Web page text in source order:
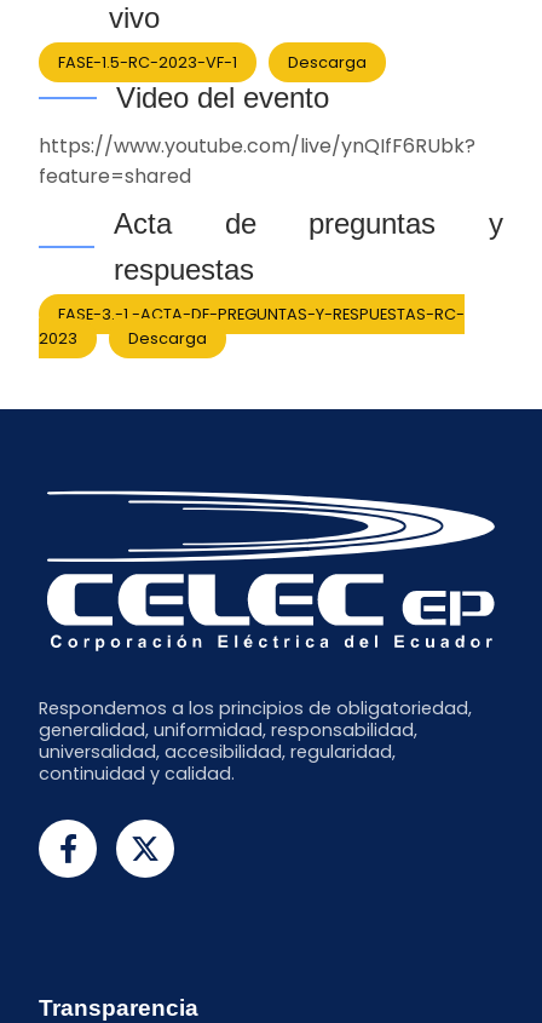
vivo
FASE-1.5-RC-2023-VF-1 Descarga
Video del evento
https://www.youtube.com/live/ynQIfF6RUbk?
feature=shared
Acta de preguntas y
respuestas
FASE-3.-1.-ACTA-DE-PREGUNTAS-Y-RESPUESTAS-RC-
2023
Descarga
Respondemos a los principios de obligatoriedad,
generalidad, uniformidad, responsabilidad,
universalidad, accesibilidad, regularidad,
continuidad y calidad.
Transparencia